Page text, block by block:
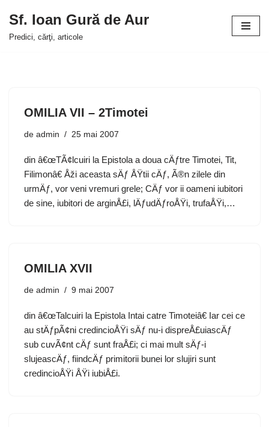
Sari
Sf. Ioan Gură de Aur
Predici, cărţi, articole
OMILIA VII – 2Timotei
de admin 25 mai 2007
din â€œTÃ¢lcuiri la Epistola a doua cÄƒtre Timotei, Tit,
Filimonâ€ Åži aceasta sÄƒ ÅŸtii cÄƒ, Ã®n zilele din
urmÄƒ, vor veni vremuri grele; CÄƒ vor ii oameni iubitori
de sine, iubitori de arginÅ£i, lÄƒudÄƒroÅŸi, trufaÅŸi,…
OMILIA XVII
de admin 9 mai 2007
din â€œTalcuiri la Epistola Intai catre Timoteiâ€ Iar cei ce
au stÄƒpÃ¢ni credincioÅŸi sÄƒ nu-i dispreÅ£uiascÄƒ
sub cuvÃ¢nt cÄƒ sunt fraÅ£i; ci mai mult sÄƒ-i
slujeascÄƒ, fiindcÄƒ primitorii bunei lor slujiri sunt
credincioÅŸi ÅŸi iubiÅ£i.